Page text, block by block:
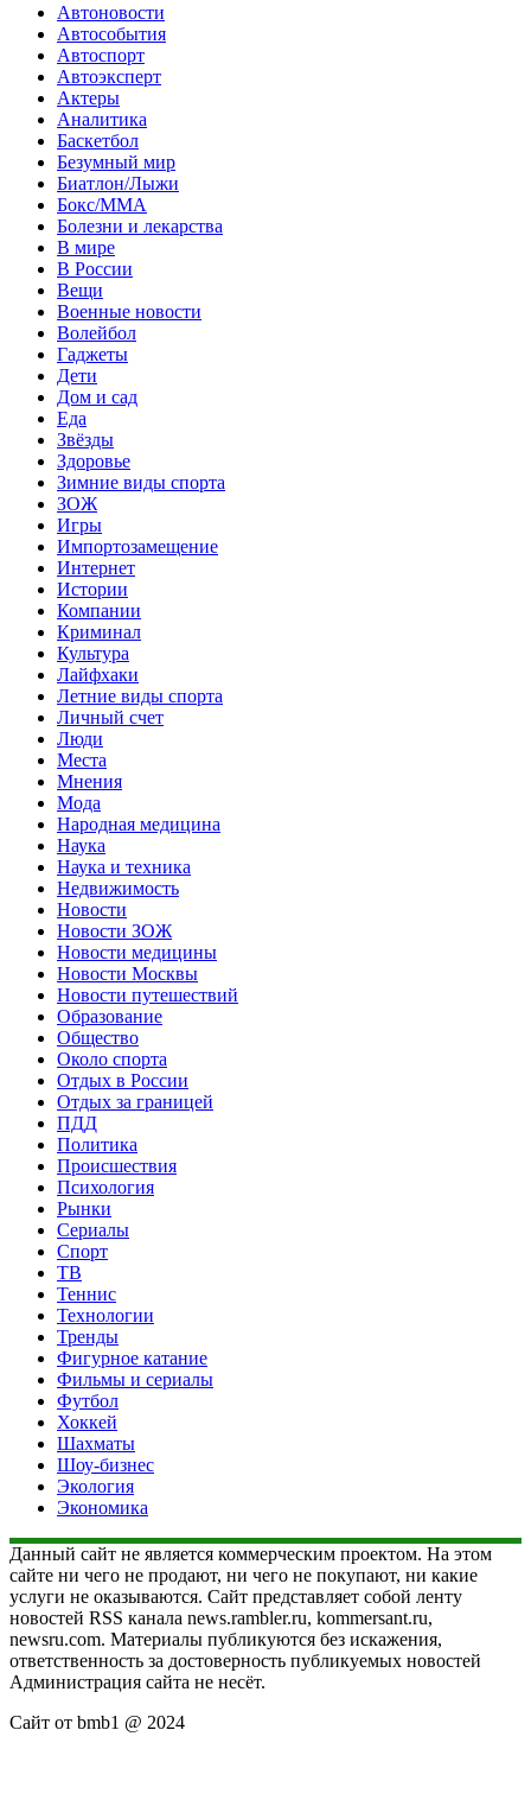
Автоновости
Автособытия
Автоспорт
Автоэксперт
Актеры
Аналитика
Баскетбол
Безумный мир
Биатлон/Лыжи
Бокс/MMA
Болезни и лекарства
В мире
В России
Вещи
Военные новости
Волейбол
Гаджеты
Дети
Дом и сад
Еда
Звёзды
Здоровье
Зимние виды спорта
ЗОЖ
Игры
Импортозамещение
Интернет
Истории
Компании
Криминал
Культура
Лайфхаки
Летние виды спорта
Личный счет
Люди
Места
Мнения
Мода
Народная медицина
Наука
Наука и техника
Недвижимость
Новости
Новости ЗОЖ
Новости медицины
Новости Москвы
Новости путешествий
Образование
Общество
Около спорта
Отдых в России
Отдых за границей
ПДД
Политика
Происшествия
Психология
Рынки
Сериалы
Спорт
ТВ
Теннис
Технологии
Тренды
Фигурное катание
Фильмы и сериалы
Футбол
Хоккей
Шахматы
Шоу-бизнес
Экология
Экономика
Данный сайт не является коммерческим проектом. На этом
сайте ни чего не продают, ни чего не покупают, ни какие
услуги не оказываются. Сайт представляет собой ленту
новостей RSS канала news.rambler.ru, kommersant.ru,
newsru.com. Материалы публикуются без искажения,
ответственность за достоверность публикуемых новостей
Администрация сайта не несёт.
Сайт от bmb1 @ 2024